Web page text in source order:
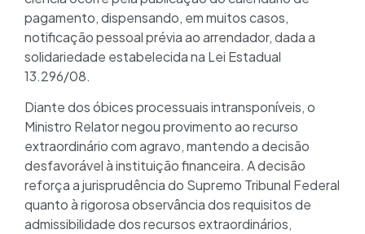
pagamento, dispensando, em muitos casos,
notificação pessoal prévia ao arrendador, dada a
solidariedade estabelecida na Lei Estadual
13.296/08.
Diante dos óbices processuais intransponíveis, o
Ministro Relator negou provimento ao recurso
extraordinário com agravo, mantendo a decisão
desfavorável à instituição financeira. A decisão
reforça a jurisprudência do Supremo Tribunal Federal
quanto à rigorosa observância dos requisitos de
admissibilidade dos recursos extraordinários,